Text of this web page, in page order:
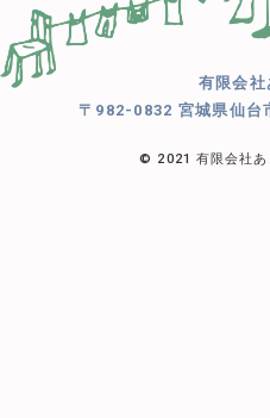
有限会社
〒982-0832 宮城県仙台
© 2021 有限会社あ